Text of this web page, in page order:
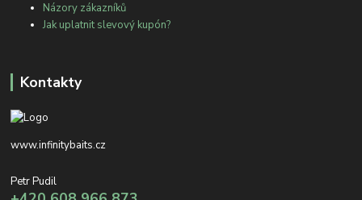
Názory zákazníků
Jak uplatnit slevový kupón?
Kontakty
www.infinitybaits.cz
Petr Pudil